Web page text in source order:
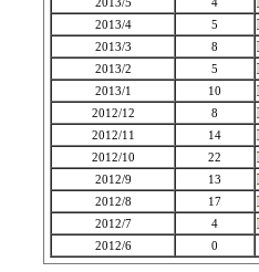
2013/4
5
2013/3
8
2013/2
5
2013/1
10
2012/12
8
2012/11
14
2012/10
22
2012/9
13
2012/8
17
2012/7
4
2012/6
0